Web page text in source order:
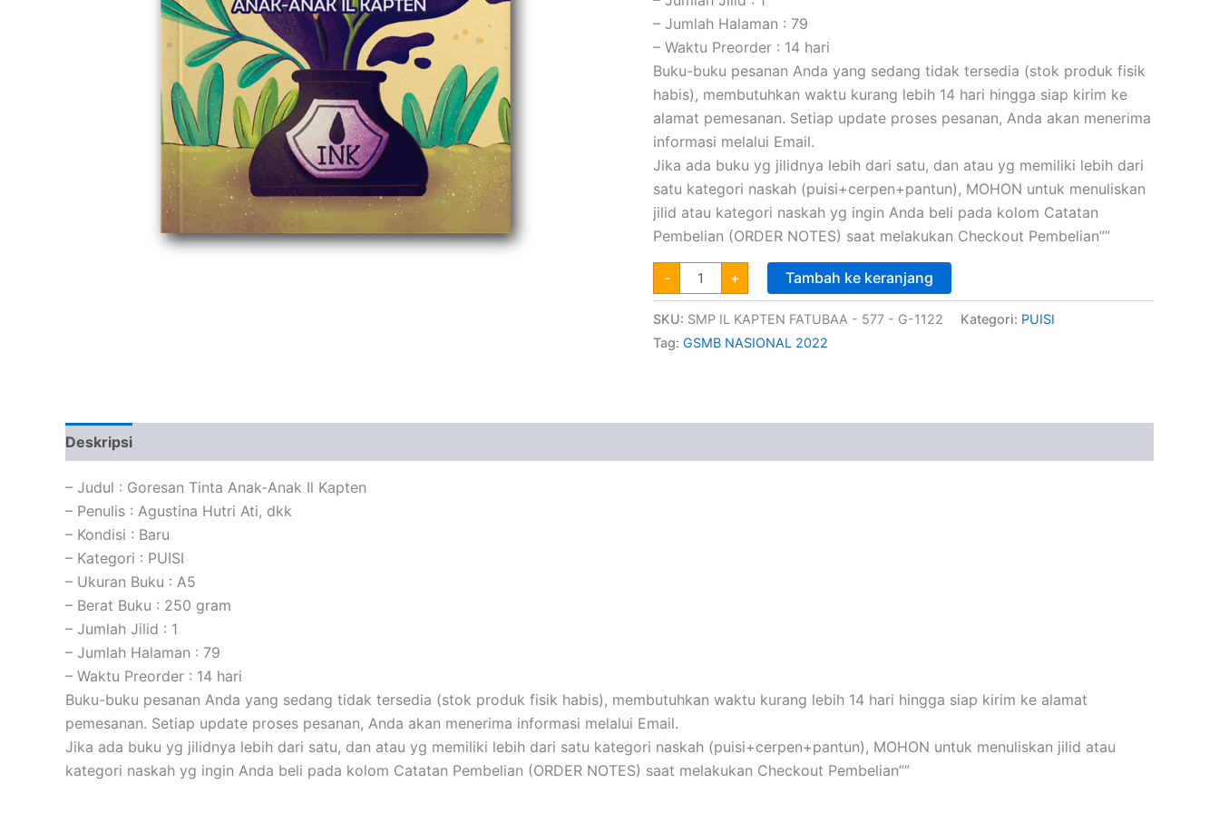
– Jumlah Halaman : 79
– Waktu Preorder : 14 hari
Buku-buku pesanan Anda yang sedang tidak tersedia (stok produk fisik
habis), membutuhkan waktu kurang lebih 14 hari hingga siap kirim ke
alamat pemesanan. Setiap update proses pesanan, Anda akan menerima
informasi melalui Email.
Jika ada buku yg jilidnya lebih dari satu, dan atau yg memiliki lebih dari
satu kategori naskah (puisi+cerpen+pantun), MOHON untuk menuliskan
jilid atau kategori naskah yg ingin Anda beli pada kolom Catatan
Pembelian (ORDER NOTES) saat melakukan Checkout Pembelian””
- + Tambah ke keranjang
SKU: SMP IL KAPTEN FATUBAA - 577 - G-1122 Kategori: PUISI
Tag: GSMB NASIONAL 2022
Deskripsi
– Judul : Goresan Tinta Anak-Anak Il Kapten
– Penulis : Agustina Hutri Ati, dkk
– Kondisi : Baru
– Kategori : PUISI
– Ukuran Buku : A5
– Berat Buku : 250 gram
– Jumlah Jilid : 1
– Jumlah Halaman : 79
– Waktu Preorder : 14 hari
Buku-buku pesanan Anda yang sedang tidak tersedia (stok produk fisik habis), membutuhkan waktu kurang lebih 14 hari hingga siap kirim ke alamat
pemesanan. Setiap update proses pesanan, Anda akan menerima informasi melalui Email.
Jika ada buku yg jilidnya lebih dari satu, dan atau yg memiliki lebih dari satu kategori naskah (puisi+cerpen+pantun), MOHON untuk menuliskan jilid atau
kategori naskah yg ingin Anda beli pada kolom Catatan Pembelian (ORDER NOTES) saat melakukan Checkout Pembelian””